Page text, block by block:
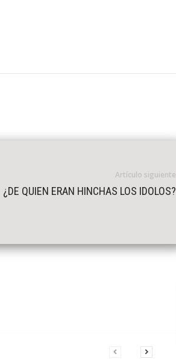
Artículo siguiente
¿DE QUIEN ERAN HINCHAS LOS IDOLOS?